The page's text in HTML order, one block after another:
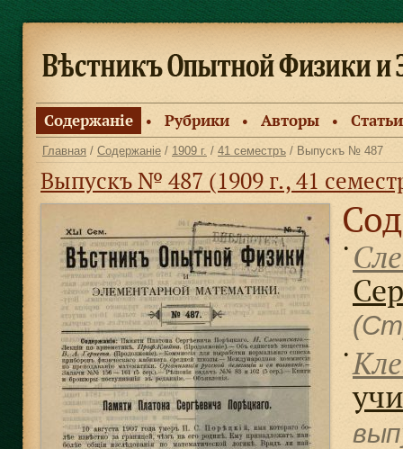
Содержанiе ● Рубрики ● Авторы ● Статьи
Главная / Содержанiе / 1909 г. / 41 семестръ / Выпускъ № 487
Выпускъ № 487 (1909 г., 41
●
●